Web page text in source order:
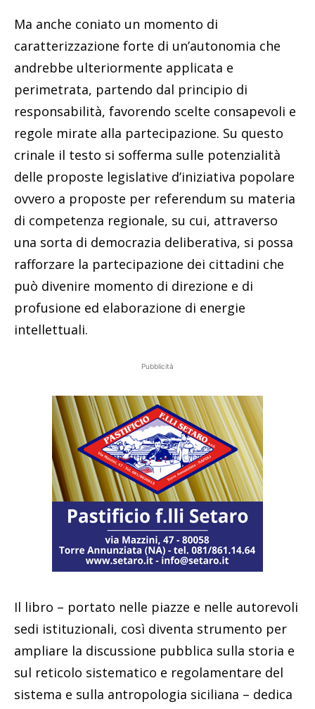
Ma anche coniato un momento di
caratterizzazione forte di un’autonomia che
andrebbe ulteriormente applicata e
perimetrata, partendo dal principio di
responsabilità, favorendo scelte consapevoli e
regole mirate alla partecipazione. Su questo
crinale il testo si sofferma sulle potenzialità
delle proposte legislative d’iniziativa popolare
ovvero a proposte per referendum su materia
di competenza regionale, su cui, attraverso
una sorta di democrazia deliberativa, si possa
rafforzare la partecipazione dei cittadini che
può divenire momento di direzione e di
profusione ed elaborazione di energie
intellettuali.
Pubblicità
Il libro – portato nelle piazze e nelle autorevoli
sedi istituzionali, così diventa strumento per
ampliare la discussione pubblica sulla storia e
sul reticolo sistematico e regolamentare del
sistema e sulla antropologia siciliana – dedica